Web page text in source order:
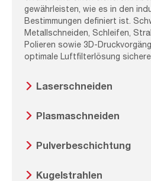
gewährleisten, wie es in den
Bestimmungen definiert ist.
Metallschneiden, Schleifen,
Polieren sowie 3D-
optimale Luftfilterlösung
Laserschneiden
Plasmaschneiden
Pulverbeschichtung
Kugelstrahlen